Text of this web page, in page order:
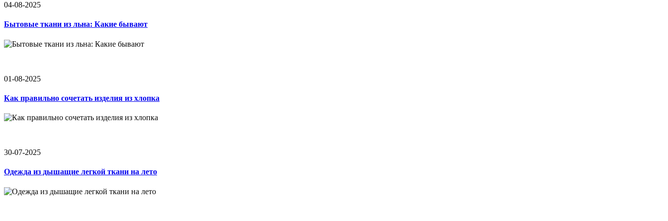
04-08-2025
Бытовые ткани из льна: Какие бывают
01-08-2025
Как правильно сочетать изделия из хлопка
30-07-2025
Одежда из дышащие легкой ткани на лето